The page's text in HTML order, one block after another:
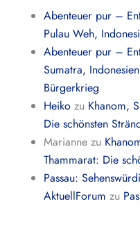
Abenteuer pur –
Pulau Weh,
Abenteuer pur –
Sumatra,
Bürgerkrieg
Heiko zu Khanom,
Die schönsten
Marianne zu
Thammarat: Die
Passau:
AktuellForum zu